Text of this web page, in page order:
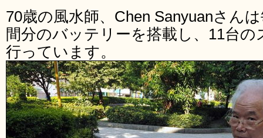
70歳の風水師、Chen Sanyuanさん
間分のバッテリーを搭載し、11台
行っています。